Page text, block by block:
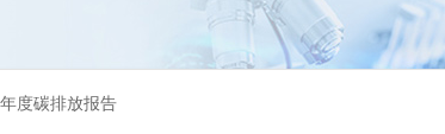
度碳排放报告